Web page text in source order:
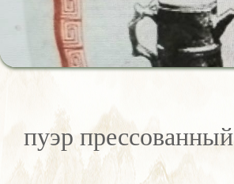
пуэр прессованный